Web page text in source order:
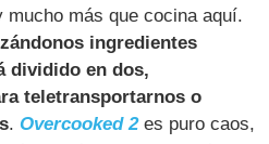
mucho más que cocina aquí.
ingredientes
dividido en dos,
teletransportarnos o
.Overcooked 2es puro caos,